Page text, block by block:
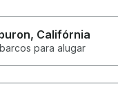
, Califórnia
para alugar